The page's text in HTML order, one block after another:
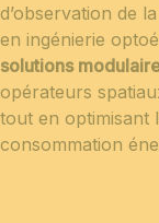
d’observation de
en ingénierie
solutions
opérateurs
tout en optimisant
consommation